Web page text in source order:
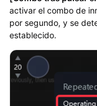
activar el combo de
por segundo, y se
establecido.